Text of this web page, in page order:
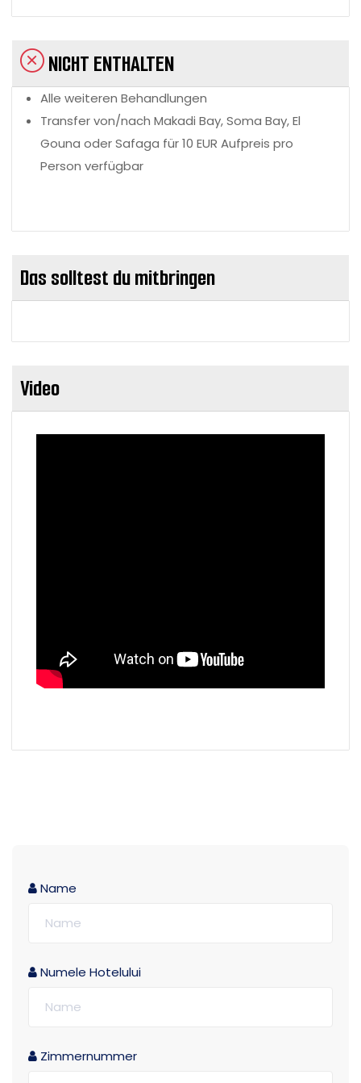
NICHT ENTHALTEN
Alle weiteren Behandlungen
Transfer von/nach Makadi Bay, Soma Bay, El
Gouna oder Safaga für 10 EUR Aufpreis pro
Person verfügbar
Das solltest du mitbringen
Video
Name
Numele Hotelului
Zimmernummer